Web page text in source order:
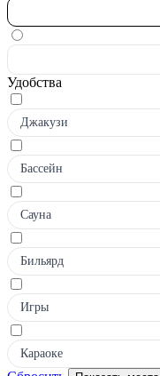
Удобства
Джакузи
Бассейн
Сауна
Бильярд
Игры
Караоке